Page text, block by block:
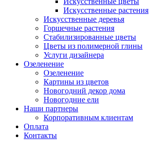
Искусственные растения
Искусственные деревья
Горшечные растения
Стабилизированные цветы
Цветы из полимерной глины
Услуги дизайнера
Озеленение
Озеленение
Картины из цветов
Новогодний декор дома
Новогодние ели
Наши партнеры
Корпоративным клиентам
Оплата
Контакты